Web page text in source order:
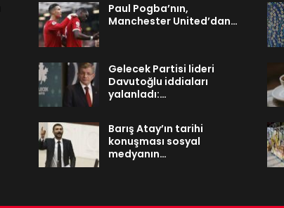
Paul Pogba’nın,
Manchester United’dan…
Gelecek Partisi lideri
Davutoğlu iddiaları
yalanladı:…
Barış Atay’ın tarihi
konuşması sosyal
medyanın…